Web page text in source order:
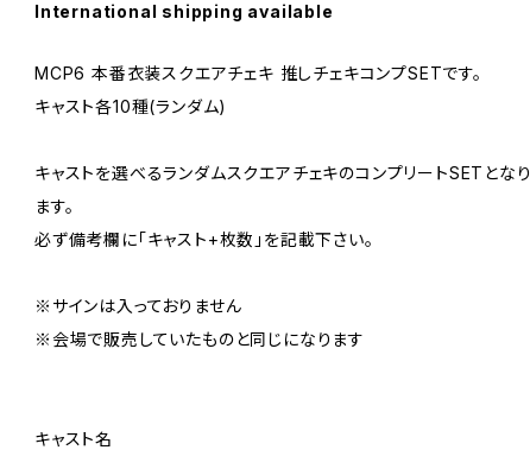
International shipping available
MCP6 本番衣装スクエアチェキ 推しチェキコンプSETです。
キャスト各10種(ランダム)
キャストを選べるランダムスクエアチェキのコンプリートSETとなり
ます。
必ず備考欄に「キャスト+枚数」を記載下さい。
※サインは入っておりません
※会場で販売していたものと同じになります
キャスト名